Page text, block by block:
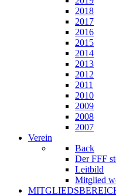
2018
2017
2016
2015
2014
2013
2012
2011
2010
2009
2008
2007
Verein
Back
Der FFF
Leitbild
Mitglied